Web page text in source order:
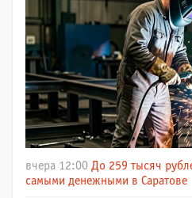
вчера 12:00 До 259 тысяч
самыми денежными в Саратове